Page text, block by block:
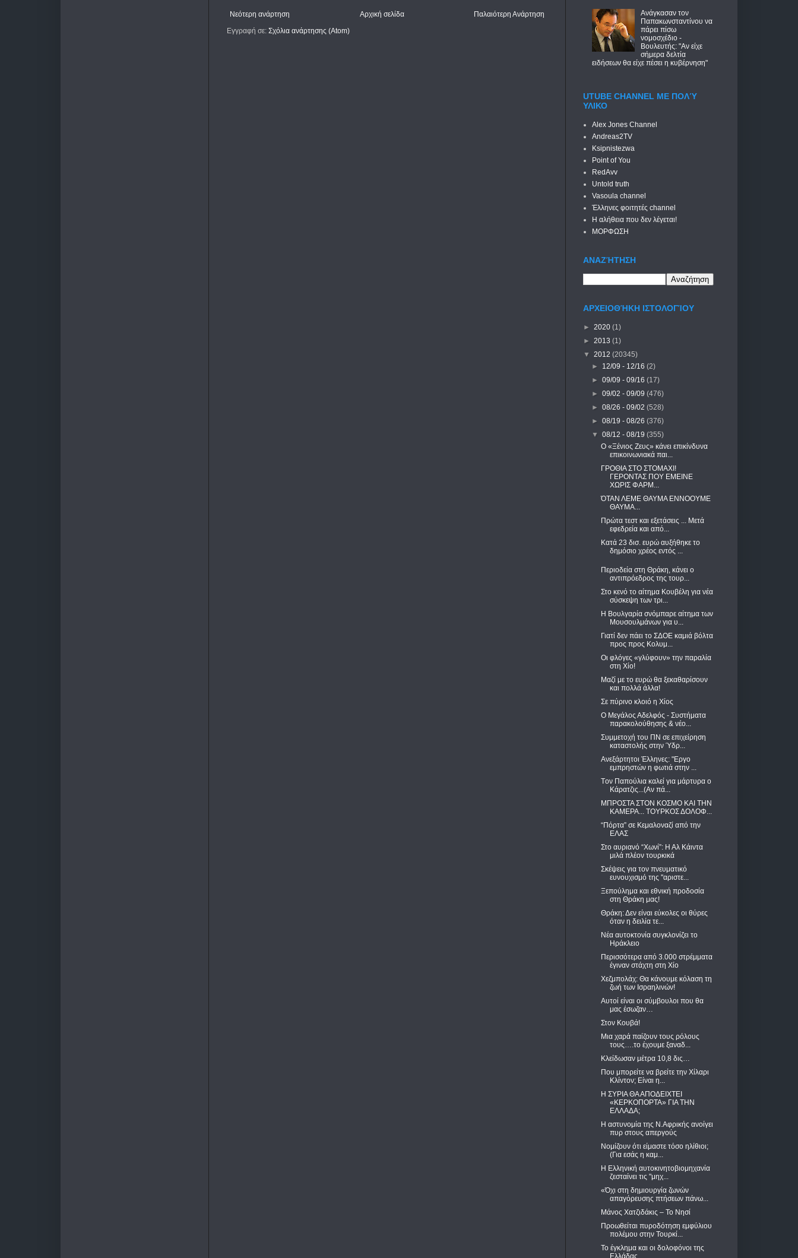
Νεότερη ανάρτηση Παλαιότερη Ανάρτηση
Αρχική σελίδα
Εγγραφή σε: Σχόλια ανάρτησης (Atom)
Ανάγκασαν τον
Παπακωνσταντίνου να
πάρει πίσω
νομοσχέδιο -
Βουλευτής: "Αν είχε
σήμερα δελτία
ειδήσεων θα είχε πέσει η κυβέρνηση"
UTUBE CHANNEL ΜΕ ΠΟΛΎ
ΥΛΙΚΟ
Alex Jones Channel
Andreas2TV
Ksipnistezwa
Point of You
RedAvv
Untold truth
Vasoula channel
Έλληνες φοιτητές channel
Η αλήθεια που δεν λέγεται!
ΜΟΡΦΩΣΗ
ΑΝΑΖΉΤΗΣΗ
ΑΡΧΕΙΟΘΉΚΗ ΙΣΤΟΛΟΓΊΟΥ
► 2020 (1)
► 2013 (1)
▼ 2012 (20345)
► 12/09 - 12/16(2)
►09/09 - 09/16(17)
►09/02 - 09/09(476)
►08/26 - 09/02(528)
►08/19 - 08/26(376)
▼08/12 - 08/19(355)
Ο «Ξένιος Ζευς» κάνει επικίνδυνα
επικοινωνιακά παι...
ΓΡΟΘΙΑ ΣΤΟ ΣΤΟΜΑΧΙ!
ΓΕΡΟΝΤΑΣ ΠΟΥ ΕΜΕΙΝΕ
ΧΩΡΙΣ ΦΑΡΜ...
ΌΤΑΝ ΛΕΜΕ ΘΑΥΜΑ ΕΝΝΟΟΥΜΕ
ΘΑΥΜΑ...
Πρώτα τεστ και εξετάσεις ... Μετά
εφεδρεία και από...
Κατά 23 δισ. ευρώ αυξήθηκε το
δημόσιο χρέος εντός ...
Περιοδεία στη Θράκη, κάνει ο
αντιπρόεδρος της τουρ...
Στο κενό το αίτημα Κουβέλη για νέα
σύσκεψη των τρι...
Η Βουλγαρία σνόμπαρε αίτημα των
Μουσουλμάνων για υ...
Γιατί δεν πάει το ΣΔΟΕ καμιά βόλτα
προς προς Κολυμ...
Οι φλόγες «γλύφουν» την παραλία
στη Χίο!
Μαζί με το ευρώ θα ξεκαθαρίσουν
και πολλά άλλα!
Σε πύρινο κλοιό η Χίος
O Mεγάλος Αδελφός - Συστήματα
παρακολούθησης & νέο...
Συμμετοχή του ΠΝ σε επιχείρηση
καταστολής στην Ύδρ...
Ανεξάρτητοι Έλληνες: "Εργο
εμπρηστών η φωτιά στην ...
Tον Παπούλια καλεί για μάρτυρα ο
Κάρατζις...(Αν πά...
ΜΠΡΟΣΤΑ ΣΤΟΝ ΚΟΣΜΟ ΚΑΙ ΤΗΝ
ΚΑΜΕΡΑ... TOYΡΚΟΣ ΔΟΛΟΦ...
“Πόρτα” σε Κεμαλοναζί από την
ΕΛΑΣ
Στο αυριανό “Χωνί”: Η Αλ Κάιντα
μιλά πλέον τουρκικά
Σκέψεις για τον πνευματικό
ευνουχισμό της ''αριστε...
Ξεπούλημα και εθνική προδοσία
στη Θράκη μας!
Θράκη: Δεν είναι εύκολες οι θύρες
όταν η δειλία τε...
Νέα αυτοκτονία συγκλονίζει το
Ηράκλειο
Περισσότερα από 3.000 στρέμματα
έγιναν στάχτη στη Χίο
Χεζμπολάχ: Θα κάνουμε κόλαση τη
ζωή των Ισραηλινών!
Αυτοί είναι οι σύμβουλοι που θα
μας έσωζαν…
Στον Κουβά!
Μια χαρά παίζουν τους ρόλους
τους….το έχουμε ξαναδ...
Κλείδωσαν μέτρα 10,8 δις…
Που μπορείτε να βρείτε την Χίλαρι
Κλίντον; Είναι η...
Η ΣΥΡΙΑ ΘΑ ΑΠΟΔΕΙΧΤΕΙ
«ΚΕΡΚΟΠΟΡΤΑ» ΓΙΑ ΤΗΝ
ΕΛΛΑΔΑ;
Η αστυνομία της Ν.Αφρικής ανοίγει
πυρ στους απεργούς
Νομίζουν ότι είμαστε τόσο ηλίθιοι;
(Για εσάς η καμ...
Η Ελληνική αυτοκινητοβιομηχανία
ζεσταίνει τις "μηχ...
«Όχι στη δημιουργία ζωνών
απαγόρευσης πτήσεων πάνω...
Μάνος Χατζιδάκις – Το Νησί
Προωθείται πυροδότηση εμφύλιου
πολέμου στην Τουρκί...
Το έγκλημα και οι δολοφόνοι της
Ελλάδας